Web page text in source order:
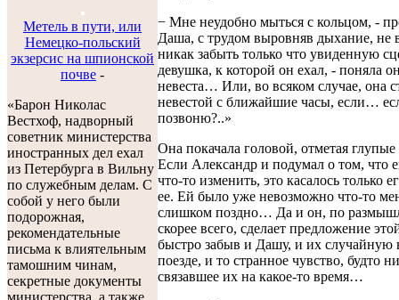
Метель в пути, или
Немецко-польский
экзерсис на шпионской
почве -
«Барон Николас
Вестхоф, надворный
советник министерства
иностранных дел ехал
из Петербурга в Вильну
по служебным делам. С
собой у него были
подорожная,
рекомендательные
письма к влиятельным
тамошним чинам,
секретные документы
министерства, а также
− Мне неудобно мыться с кольцом, -
Даша, с трудом выровняв дыхание, не
никак забыть только что увиденную
девушка, к которой он ехал, - поняла
невеста… Или, во всяком случае, она
невестой с ближайшие часы, если…
позвоню?..»
Она покачала головой, отметая
Если Александр и подумал о том, что
что-то изменить, это касалось только
ее. Ей было уже невозможно что-то
слишком поздно… Да и он, по
скорее всего, сделает предложение
быстро забыв и Дашу, и их случайную
поезде, и то странное чувство, будто
связавшее их на какое-то время…